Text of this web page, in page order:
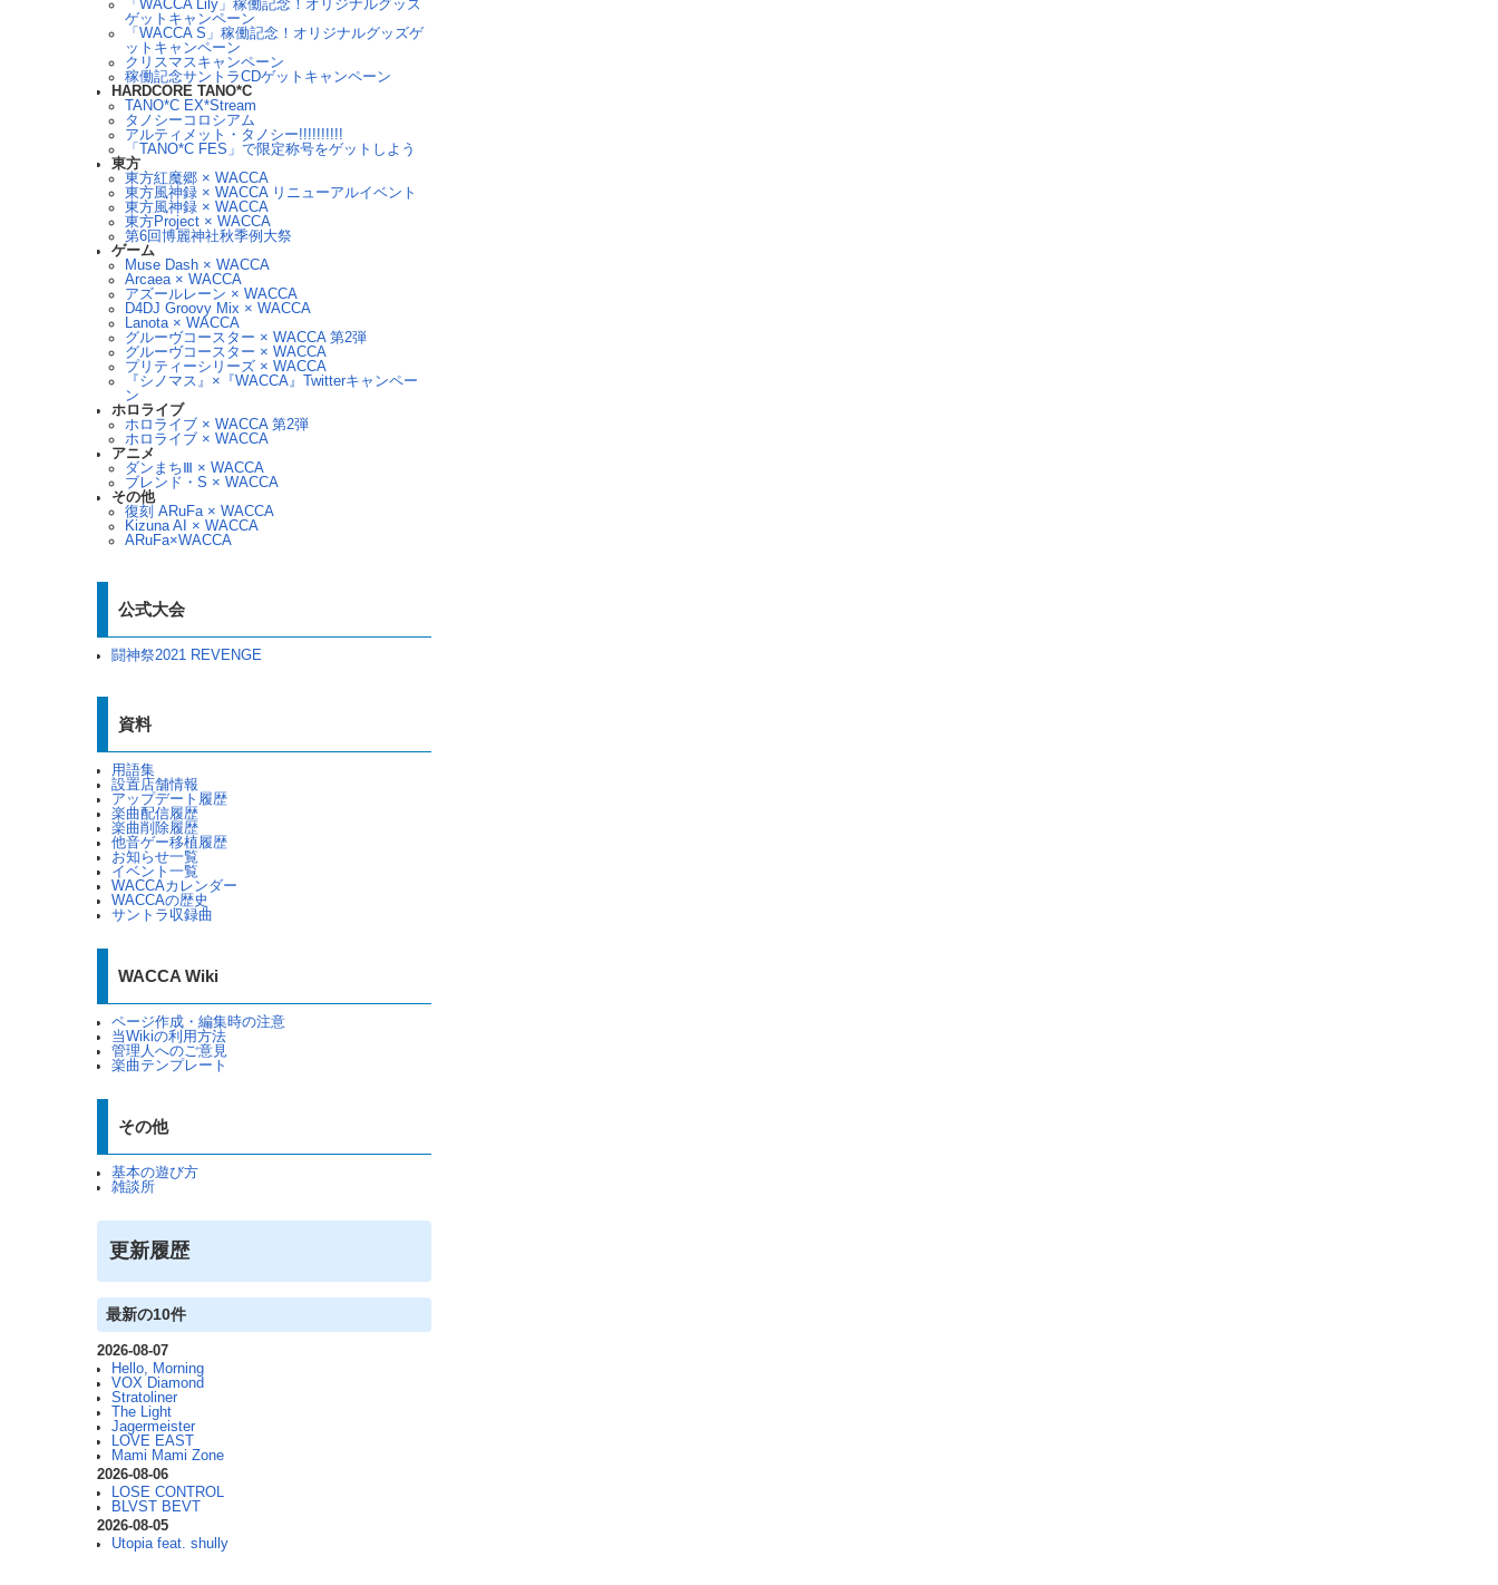
「WACCA Lily」稼働記念！オリジナルグッズ
ゲットキャンペーン
「WACCA S」稼働記念！オリジナルグッズゲ
ットキャンペーン
クリスマスキャンペーン
稼働記念サントラCDゲットキャンペーン
HARDCORE TANO*C
TANO*C EX*Stream
タノシーコロシアム
アルティメット・タノシー!!!!!!!!!!
「TANO*C FES」で限定称号をゲットしよう
東方
東方紅魔郷 × WACCA
東方風神録 × WACCA リニューアルイベント
東方風神録 × WACCA
東方Project × WACCA
第6回博麗神社秋季例大祭
ゲーム
Muse Dash × WACCA
Arcaea × WACCA
アズールレーン × WACCA
D4DJ Groovy Mix × WACCA
Lanota × WACCA
グルーヴコースター × WACCA 第2弾
グルーヴコースター × WACCA
プリティーシリーズ × WACCA
『シノマス』×『WACCA』Twitterキャンペー
ン
ホロライブ
ホロライブ × WACCA 第2弾
ホロライブ × WACCA
アニメ
ダンまちⅢ × WACCA
ブレンド・S × WACCA
その他
復刻 ARuFa × WACCA
Kizuna AI × WACCA
ARuFa×WACCA
公式大会
闘神祭2021 REVENGE
資料
用語集
設置店舗情報
アップデート履歴
楽曲配信履歴
楽曲削除履歴
他音ゲー移植履歴
お知らせ一覧
イベント一覧
WACCAカレンダー
WACCAの歴史
サントラ収録曲
WACCA Wiki
ページ作成・編集時の注意
当Wikiの利用方法
管理人へのご意見
楽曲テンプレート
その他
基本の遊び方
雑談所
更新履歴
最新の10件
2026-08-07
Hello, Morning
VOX Diamond
Stratoliner
The Light
Jagermeister
LOVE EAST
Mami Mami Zone
2026-08-06
LOSE CONTROL
BLVST BEVT
2026-08-05
Utopia feat. shully